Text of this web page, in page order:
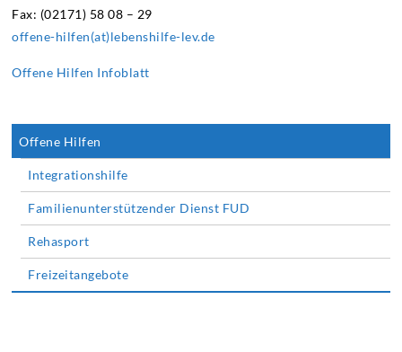
Fax: (02171) 58 08 – 29
offene-hilfen(at)lebenshilfe-lev.de
Offene Hilfen Infoblatt
Offene Hilfen
Integrationshilfe
Familienunterstützender Dienst FUD
Rehasport
Freizeitangebote